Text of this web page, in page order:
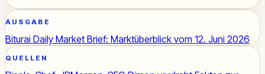
AUSGABE
Biturai Daily Market Brief: Marktüberblick vom 12. Juni 2026
QUELLEN